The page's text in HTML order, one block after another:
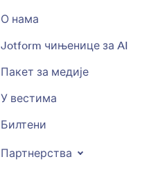
О нама
Jotform чињенице за AI
Пакет за медије
У вестима
Билтени
Партнерства